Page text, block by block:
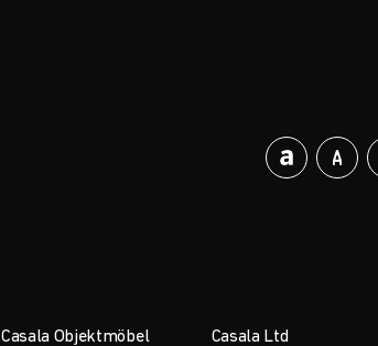
Casala Objektmöbel Casala Ltd